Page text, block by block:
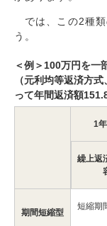
では、この2種類
う。
＜例＞100万円を一
（元利均等返済方
って年間返済額
1
繰上返
期間短縮型
短縮期